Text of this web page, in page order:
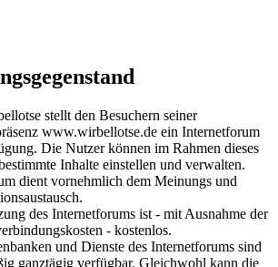
stellt den Besuchern seiner
www.wirbellotse.de ein Internetforum
Die Nutzer können im Rahmen dieses
Inhalte einstellen und verwalten.
dient vornehmlich dem Meinungs und
des Internetforums ist - mit Ausnahme der
- kostenlos.
und Dienste des Internetforums sind
ganztägig verfügbar. Gleichwohl kann die